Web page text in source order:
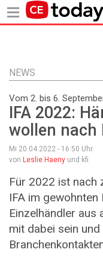
Inhalt
NEWS
Vom 2. bis 6.
IFA 2022:
wollen nach
Mi 20.04.2022 - 16:50 Uhr
von Leslie Haeny und kfi
Für 2022 ist nach
IFA im
Einzelhändler aus
mit dabei sein